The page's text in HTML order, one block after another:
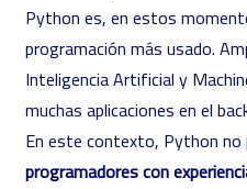
Python es, en estos
programación más usado.
Inteligencia Artificial y
muchas aplicaciones en el
En este contexto, Python no
programadores con